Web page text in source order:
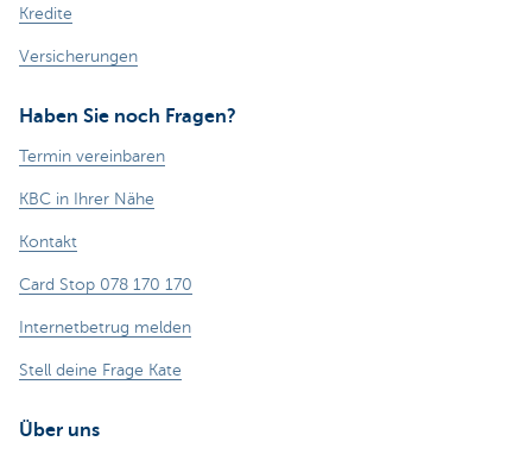
Kredite
Versicherungen
Haben Sie noch Fragen?
Termin vereinbaren
KBC in Ihrer Nähe
Kontakt
Card Stop 078 170 170
Internetbetrug melden
Stell deine Frage Kate
Über uns